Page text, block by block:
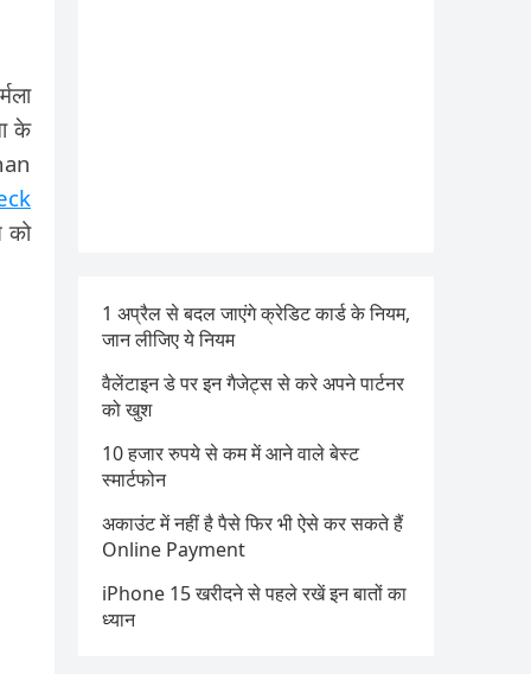
के
को
1 अप्रैल से बदल जाएंगे क्रेडिट कार्ड के नियम,
जान लीजिए ये नियम
वैलेंटाइन डे पर इन गैजेट्स से करे अपने पार्टनर
को खुश
10 हजार रुपये से कम में आने वाले बेस्ट
स्मार्टफोन
अकाउंट में नहीं है पैसे फिर भी ऐसे कर सकते हैं
Online Payment
iPhone 15 खरीदने से पहले रखें इन बातों का
ध्यान